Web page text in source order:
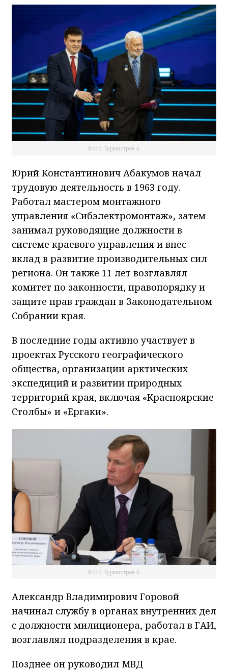
Фото: Бурмистров А.
Юрий Константинович Абакумов начал
трудовую деятельность в 1963 году.
Работал мастером монтажного
управления «Сибэлектромонтаж», затем
занимал руководящие должности в
системе краевого управления и внес
вклад в развитие производительных сил
региона. Он также 11 лет возглавлял
комитет по законности, правопорядку и
защите прав граждан в Законодательном
Собрании края.
В последние годы активно участвует в
проектах Русского географического
общества, организации арктических
экспедиций и развитии природных
территорий края, включая «Красноярские
Столбы» и «Ергаки».
Фото: Бурмистров А.
Александр Владимирович Горовой
начинал службу в органах внутренних дел
с должности милиционера, работал в ГАИ,
возглавлял подразделения в крае.
Позднее он руководил МВД